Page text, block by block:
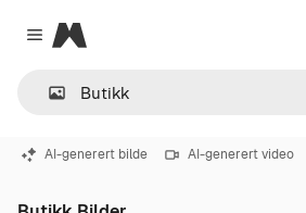
Close menu
Magnific
AI-generert bilde AI-generert video